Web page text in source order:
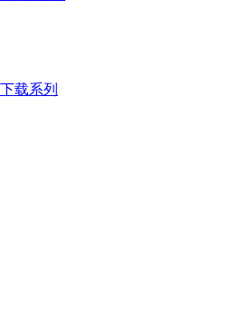
载系列